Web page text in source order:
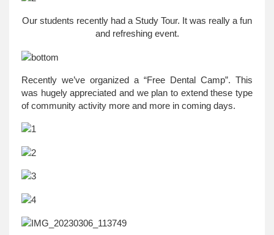
Our students recently had a Study Tour. It was really a fun
and refreshing event.
Recently we’ve organized a “Free Dental Camp”. This
was hugely appreciated and we plan to extend these type
of community activity more and more in coming days.